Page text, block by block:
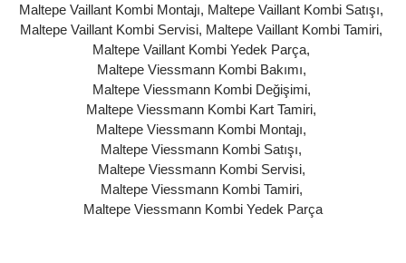
Maltepe Vaillant Kombi Montajı, Maltepe Vaillant Kombi Satışı,
Maltepe Vaillant Kombi Servisi, Maltepe Vaillant Kombi Tamiri,
Maltepe Vaillant Kombi Yedek Parça,
Maltepe Viessmann Kombi Bakımı,
Maltepe Viessmann Kombi Değişimi,
Maltepe Viessmann Kombi Kart Tamiri,
Maltepe Viessmann Kombi Montajı,
Maltepe Viessmann Kombi Satışı,
Maltepe Viessmann Kombi Servisi,
Maltepe Viessmann Kombi Tamiri,
Maltepe Viessmann Kombi Yedek Parça